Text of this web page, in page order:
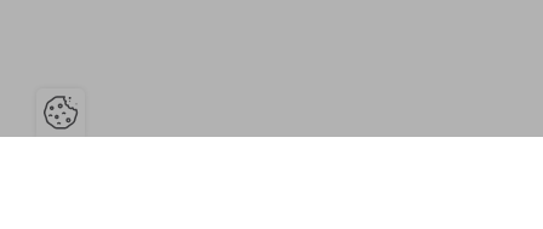
Ouvrir la barre de gestion des